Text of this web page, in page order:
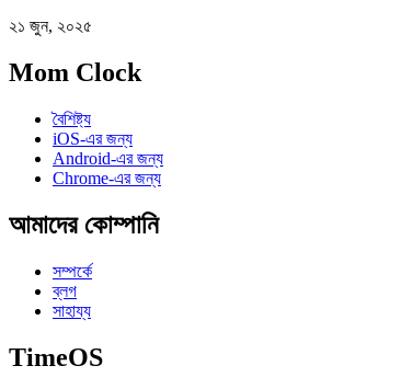
২১ জুন, ২০২৫
Mom Clock
বৈশিষ্ট্য
iOS-এর জন্য
Android-এর জন্য
Chrome-এর জন্য
আমাদের কোম্পানি
সম্পর্কে
ব্লগ
সাহায্য
TimeOS